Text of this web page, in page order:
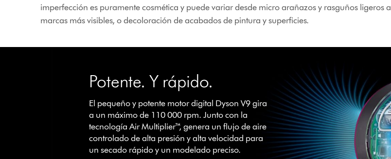
imperfección es puramente cosmética y puede variar desde micro arañazos y rasguños ligeros a
marcas más visibles, o decoloración de acabados de pintura y superficies.
Potente. Y rápido.
El pequeño y potente motor digital Dyson V9 gira
a un máximo de 110 000 rpm. Junto con la
tecnología Air Multiplier™, genera un flujo de aire
controlado de alta presión y alta velocidad para
un secado rápido y un modelado preciso.